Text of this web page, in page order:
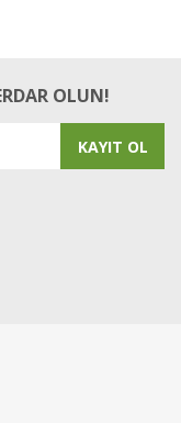
OLUN!
KAYIT OL